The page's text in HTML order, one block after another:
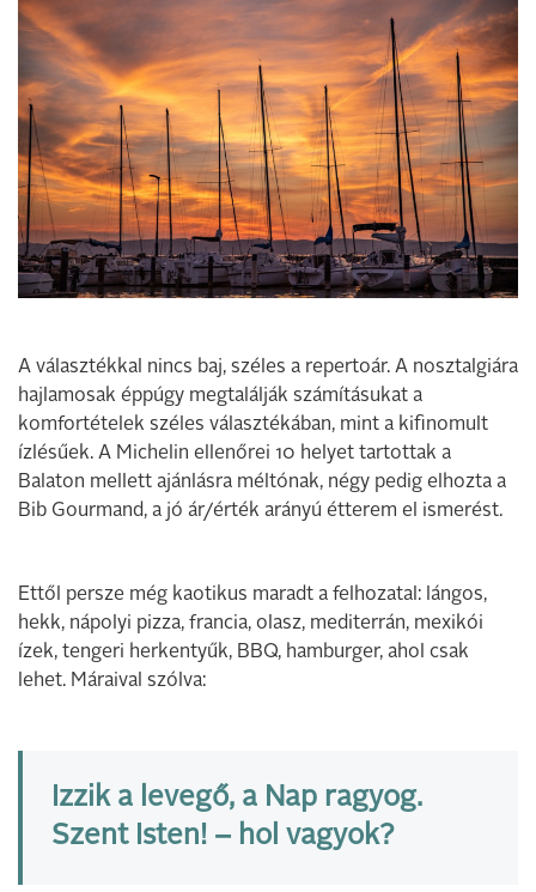
A választékkal nincs baj, széles a repertoár. A nosztalgiára
hajla­mosak éppúgy megtalálják szá­mításukat a
komfortételek széles választékában, mint a kifinomult
ízlésűek. A Michelin ellenőrei 10 helyet tartottak a
Balaton mellett ajánlásra méltónak, négy pedig elhozta a
Bib Gourmand, a jó ár/érték arányú étterem el­ ismerést.
Ettől persze még kaotikus ma­radt a felhozatal: lángos,
hekk, nápolyi pizza, francia, olasz, me­diterrán, mexikói
ízek, tengeri herkentyűk, BBQ, hamburger, ahol csak
lehet. Máraival szólva:
Izzik a levegő, a Nap ragyog.
Szent Isten! – hol vagyok?